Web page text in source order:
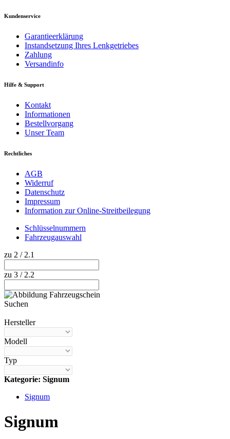
Kundenservice
Garantieerklärung
Instandsetzung Ihres Lenkgetriebes
Zahlung
Versandinfo
Hilfe & Support
Kontakt
Informationen
Bestellvorgang
Unser Team
Rechtliches
AGB
Widerruf
Datenschutz
Impressum
Information zur Online-Streitbeilegung
Schlüsselnummern
Fahrzeugauswahl
zu 2 / 2.1
zu 3 / 2.2
Suchen
Hersteller
Modell
Typ
Kategorie: Signum
Signum
Signum